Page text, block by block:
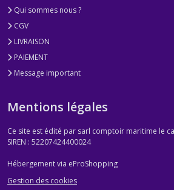
Qui sommes nous ?
CGV
LIVRAISON
PAIEMENT
Message important
Mentions légales
Ce site est édité par sarl comptoir maritime le
SIREN : 52207424400024
Hébergement via eProShopping
Gestion des cookies